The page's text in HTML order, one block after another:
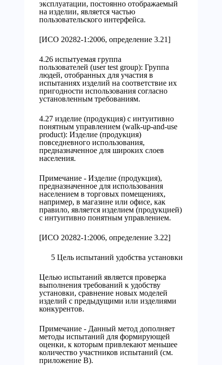
эксплуатации, постоянно отображаемый
на изделии, является частью
пользовательского интерфейса.
[ИСО 20282-1:2006, определение 3.21]
4.26 испытуемая группа
пользователей (user test group): Группа
людей, отобранных для участия в
испытаниях изделий на соответствие их
пригодности использования согласно
установленным требованиям.
4.27 изделие (продукция) с интуитивно
понятным управлением (walk-up-and-use
product): Изделие (продукция)
повседневного использования,
предназначенное для широких слоев
населения.
Примечание - Изделие (продукция),
предназначенное для использования
населением в торговых помещениях,
например, в магазине или офисе, как
правило, является изделием (продукцией)
с интуитивно понятным управлением.
[ИСО 20282-1:2006, определение 3.22]
5 Цель испытаний удобства установки
Целью испытаний является проверка
выполнения требований к удобству
установки, сравнение новых моделей
изделий с предыдущими или изделиями
конкурентов.
Примечание - Данный метод дополняет
методы испытаний для формирующей
оценки, к которым привлекают меньшее
количество участников испытаний (см.
приложение В).